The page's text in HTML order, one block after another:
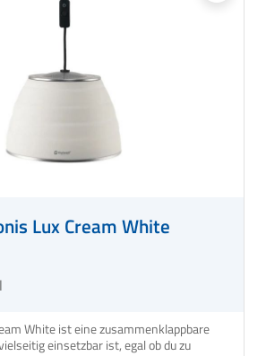
Lux Cream White
White ist eine zusammenklappbare
einsetzbar ist, egal ob du zu